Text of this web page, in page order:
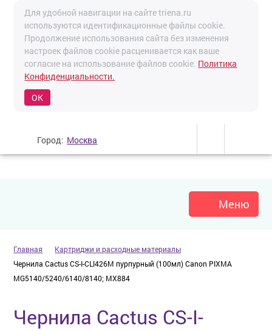
Для удобной навигации на сайте triena.ru
используются идентификационные файлы cookie.
Продолжение использования сайта без изменения
настроек файлов cookie расценивается как ваше
согласие на использование файлов cookie. Политика
Конфиденциальности.
OK
Город: Москва
Меню
Главная
Картриджи и расходные материалы
Чернила Cactus CS-I-CLI426M пурпурный (100мл) Canon PIXMA
MG5140/5240/6140/8140; MX884
Чернила Cactus CS-I-